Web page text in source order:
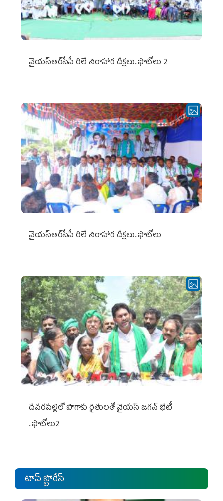
వైయ‌స్ఆర్‌సీపీ రిలే నిరాహార దీక్షలు..ఫొటోలు 2
వైయ‌స్ఆర్‌సీపీ రిలే నిరాహార దీక్షలు..ఫొటోలు
దేవరపల్లిలో పొగాకు రైతులతో వైయస్ జగన్ భేటీ
..ఫొటోలు2
టాప్ స్టోరీస్